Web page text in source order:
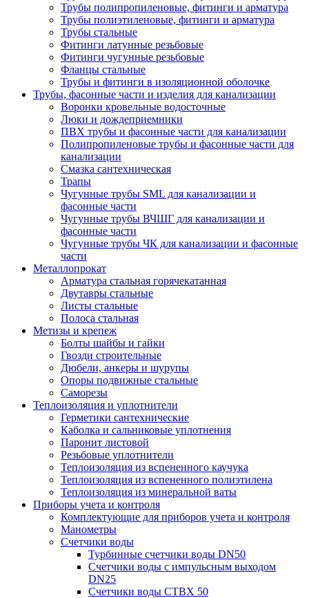
Трубы полипропиленовые, фитинги и арматура
Трубы полиэтиленовые, фитинги и арматура
Трубы стальные
Фитинги латунные резьбовые
Фитинги чугунные резьбовые
Фланцы стальные
Трубы и фитинги в изоляционной оболочке
Трубы, фасонные части и изделия для канализации
Воронки кровельные водосточные
Люки и дождеприемники
ПВХ трубы и фасонные части для канализации
Полипропиленовые трубы и фасонные части для
канализации
Смазка сантехническая
Трапы
Чугунные трубы SML для канализации и
фасонные части
Чугунные трубы ВЧШГ для канализации и
фасонные части
Чугунные трубы ЧК для канализации и фасонные
части
Металлопрокат
Арматура стальная горячекатанная
Двутавры стальные
Листы стальные
Полоса стальная
Метизы и крепеж
Болты шайбы и гайки
Гвозди строительные
Дюбели, анкеры и шурупы
Опоры подвижные стальные
Саморезы
Теплоизоляция и уплотнители
Герметики сантехнические
Каболка и сальниковые уплотнения
Паронит листовой
Резьбовые уплотнители
Теплоизоляция из вспененного каучука
Теплоизоляция из вспененного полиэтилена
Теплоизоляция из минеральной ваты
Приборы учета и контроля
Комплектующие для приборов учета и контроля
Манометры
Счетчики воды
Турбинные счетчики воды DN50
Счетчики воды с импульсным выходом
DN25
Счетчики воды СТВХ 50